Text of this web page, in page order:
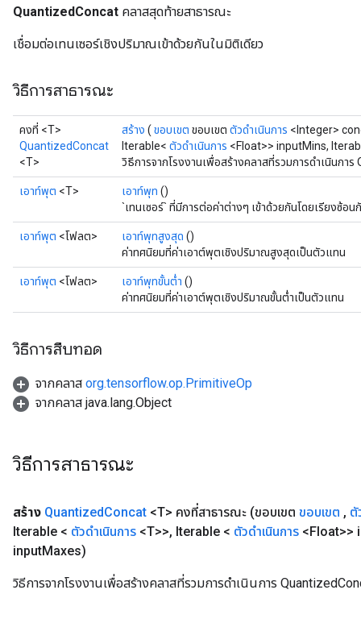
QuantizedConcat คลาสสุดท้ายสาธารณะ
เชื่อมต่อเทนเซอร์เชิงปริมาณเข้าด้วยกันในมิติเดียว
วิธีการสาธารณะ
คงที่ <T>
QuantizedConcat
<T>
สร้าง ( ขอบเขต ขอบเขต ตัวดำเนินการ <Integer>
Iterable< ตัวดำเนินการ <Float>> inputMins,
วิธีการจากโรงงานเพื่อสร้างคลาสที่รวมการดำเนินกา
เอาท์พุต <T> เอาท์พุท ()
`เทนเซอร์` ที่มีการต่อค่าต่างๆ เข้าด้วยกันโดยเรียงซ้
เอาท์พุต <โฟลต> เอาท์พุทสูงสุด ()
ค่าทศนิยมที่ค่าเอาต์พุตเชิงปริมาณสูงสุดเป็นตัวแทน
เอาท์พุต <โฟลต> เอาท์พุทขั้นต่ำ ()
ค่าทศนิยมที่ค่าเอาต์พุตเชิงปริมาณขั้นต่ำเป็นตัวแทน
วิธีการสืบทอด
จากคลาส org.tensorflow.op.PrimitiveOp
จากคลาส java.lang.Object
วิธีการสาธารณะ
สร้าง QuantizedConcat <T> คงที่สาธารณะ (ขอบเขต ขอบเขต , ตั
Iterable < ตัวดำเนินการ <T>>, Iterable < ตัวดำเนินการ <Float>>
inputMaxes)
วิธีการจากโรงงานเพื่อสร้างคลาสที่รวมการดำเนินการ